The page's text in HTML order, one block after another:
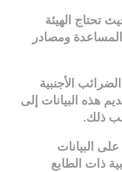
تحتاج الهيئة
ومصادر
الأجنبية
هذه البيانات إلى
ذلك.
البيانات
ذات الطابع